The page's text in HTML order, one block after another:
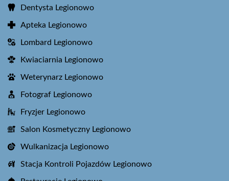
Dentysta Legionowo
Apteka Legionowo
Lombard Legionowo
Kwiaciarnia Legionowo
Weterynarz Legionowo
Fotograf Legionowo
Fryzjer Legionowo
Salon Kosmetyczny Legionowo
Wulkanizacja Legionowo
Stacja Kontroli Pojazdów Legionowo